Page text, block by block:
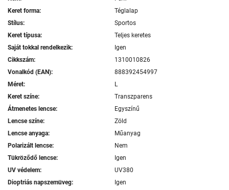
Keret forma:
Téglalap
Stílus:
Sportos
Keret típusa:
Teljes keretes
Saját tokkal rendelkezik:
Igen
Cikkszám:
1310010826
Vonalkód (EAN):
888392454997
Méret:
L
Keret színe:
Transzparens
Átmenetes lencse:
Egyszínű
Lencse színe:
Zöld
Lencse anyaga:
Műanyag
Polarizált lencse:
Nem
Tükröződő lencse:
Igen
UV védelem:
UV380
Dioptriás napszemüveg:
Igen